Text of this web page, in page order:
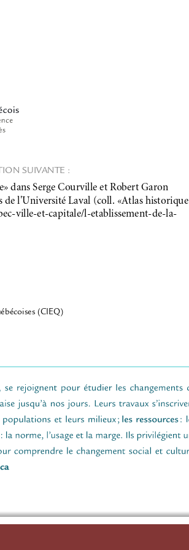
SUIVANTE :
dans Serge Courville et Robert Garon
de l'Université Laval (coll. «Atlas historique
ville-et-capitale/l-etablissement-de-la-
(CIEQ)